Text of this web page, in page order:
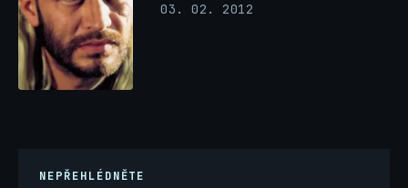
03. 02. 2012
NEPŘEHLÉDNĚTE